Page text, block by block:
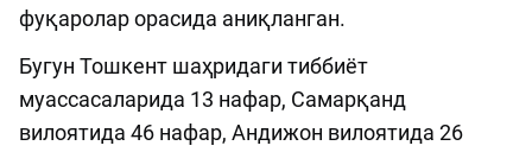
фуқаролар орасида аниқланган.
Бугун Тошкент шаҳридаги тиббиёт
муассасаларида 13 нафар, Самарқанд
вилоятида 46 нафар, Андижон вилоятида 26